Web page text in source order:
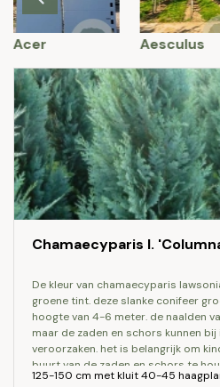
Acer Aesculus
Chamaecyparis l.
de kleur van chamaecyparis lawsoniana columnaris is een rijke
groene tint. deze slanke conifeer
hoogte van 4-6 meter. de naalden
maar de zaden en schors kunnen
veroorzaken. het is belangrijk om
buurt van de zaden en schors te
125-150 cm met kluit 40-45